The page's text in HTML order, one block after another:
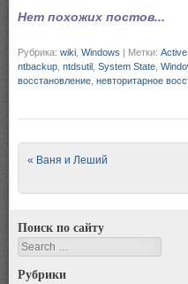
Нет похожих постов...
Рубрика: wiki Windows | Метки:
ntbackup ntdsutil System State
восстановление невторитарное
Post navigation
« Ваня и Леший
Поиск по сайту
Search
Рубрики